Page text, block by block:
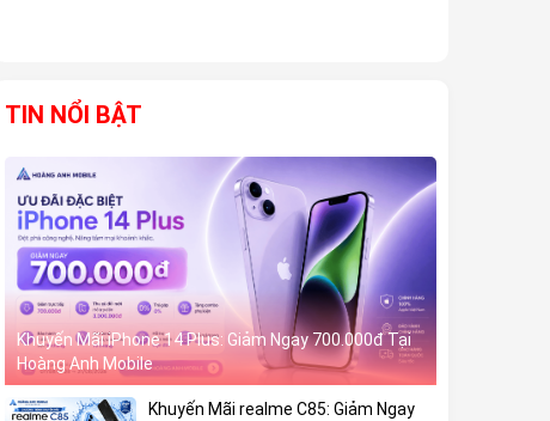
TIN NỔI BẬT
Khuyến Mãi iPhone 14 Plus: Giảm Ngay 700.000đ Tại
Hoàng Anh Mobile
Khuyến Mãi realme C85: Giảm Ngay